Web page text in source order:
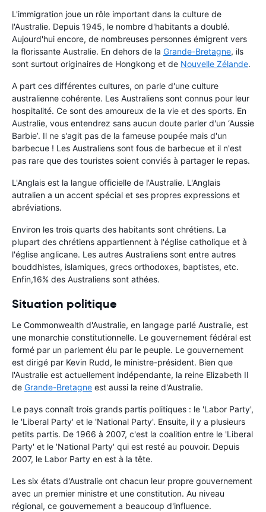
L'immigration joue un rôle important dans la culture de
l'Australie. Depuis 1945, le nombre d'habitants a doublé.
Aujourd'hui encore, de nombreuses personnes émigrent vers
la florissante Australie. En dehors de la Grande-Bretagne, ils
sont surtout originaires de Hongkong et de Nouvelle Zélande.
A part ces différentes cultures, on parle d'une culture
australienne cohérente. Les Australiens sont connus pour leur
hospitalité. Ce sont des amoureux de la vie et des sports. En
Australie, vous entendrez sans aucun doute parler d'un ‘Aussie
Barbie’. Il ne s'agit pas de la fameuse poupée mais d'un
barbecue ! Les Australiens sont fous de barbecue et il n'est
pas rare que des touristes soient conviés à partager le repas.
L'Anglais est la langue officielle de l'Australie. L'Anglais
autralien a un accent spécial et ses propres expressions et
abréviations.
Environ les trois quarts des habitants sont chrétiens. La
plupart des chrétiens appartiennent à l'église catholique et à
l'église anglicane. Les autres Australiens sont entre autres
bouddhistes, islamiques, grecs orthodoxes, baptistes, etc.
Enfin,16% des Australiens sont athées.
Situation politique
Le Commonwealth d'Australie, en langage parlé Australie, est
une monarchie constitutionnelle. Le gouvernement fédéral est
formé par un parlement élu par le peuple. Le gouvernement
est dirigé par Kevin Rudd, le ministre-président. Bien que
l'Australie est actuellement indépendante, la reine Elizabeth II
de Grande-Bretagne est aussi la reine d'Australie.
Le pays connaît trois grands partis politiques : le 'Labor Party',
le 'Liberal Party' et le 'National Party'. Ensuite, il y a plusieurs
petits partis. De 1966 à 2007, c'est la coalition entre le 'Liberal
Party' et le 'National Party' qui est resté au pouvoir. Depuis
2007, le Labor Party en est à la tête.
Les six états d'Australie ont chacun leur propre gouvernement
avec un premier ministre et une constitution. Au niveau
régional, ce gouvernement a beaucoup d'influence.